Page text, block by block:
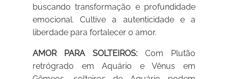
buscando transformação e profundidade
emocional. Cultive a autenticidade e a
liberdade para fortalecer o amor.
AMOR PARA SOLTEIROS: Com Plutão
retrógrado em Aquário e Vênus em